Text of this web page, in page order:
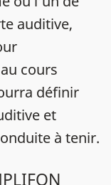
auditive,
cours
définir
et
à tenir.